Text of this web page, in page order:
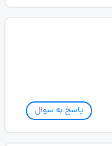
پاسخ به سوال